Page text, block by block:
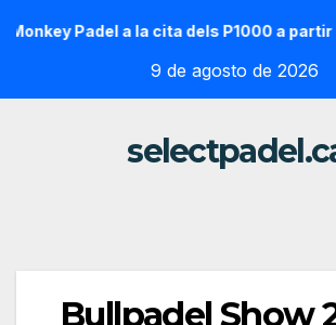
Padel a la cita dels P1000 a partir de
9 de agosto de 2026
Bullpadel Show